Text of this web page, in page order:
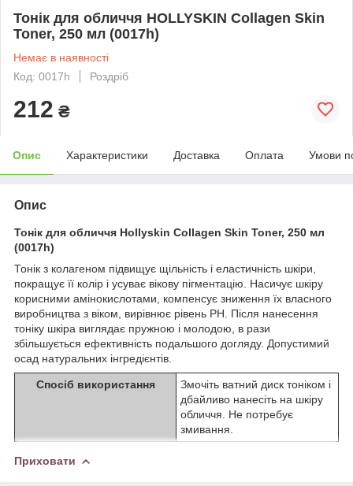
Тонік для обличчя HOLLYSKIN Collagen Skin
Toner, 250 мл (0017h)
Немає в наявності
Код: 0017h
Роздріб
212 ₴
Опис Характеристики Доставка Оплата Умови
Опис
Тонік для обличчя Hollyskin Collagen Skin Toner, 250 мл
(0017h)
Тонік з колагеном підвищує щільність і еластичність шкіри,
покращує її колір і усуває вікову пігментацію. Насичує шкіру
корисними амінокислотами, компенсує зниження їх власного
виробництва з віком, вирівнює рівень PH. Після нанесення
тоніку шкіра виглядає пружною і молодою, в рази
збільшується ефективність подальшого догляду. Допустимий
осад натуральних інгредієнтів.
Спосіб використання
Змочіть ватний диск тоніком і
дбайливо нанесіть на шкіру
обличчя. Не потребує
змивання.
Приховати